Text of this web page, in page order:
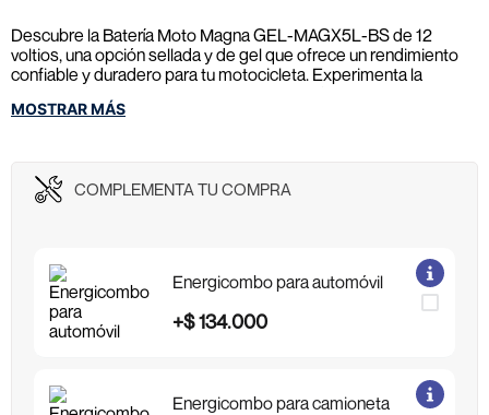
Descubre la Batería Moto Magna GEL-MAGX5L-BS de 12
voltios, una opción sellada y de gel que ofrece un rendimiento
confiable y duradero para tu motocicleta. Experimenta la
potencia de la tecnología GEL. Cómprala ahora.
MOSTRAR MÁS
COMPLEMENTA TU COMPRA
Energicombo para automóvil
+$134.000
Energicombo para camioneta